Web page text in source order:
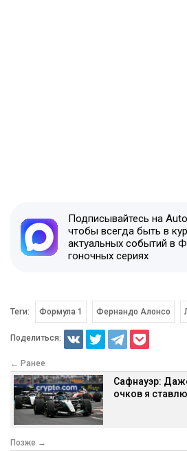
Подписывайтесь на
чтобы всегда быть в
актуальных событий в
гоночных сериях
Теги: Формула 1 Фернандо Алонсо
Поделиться:
← Ранее
Сафнауэр:
очков я
Позже →